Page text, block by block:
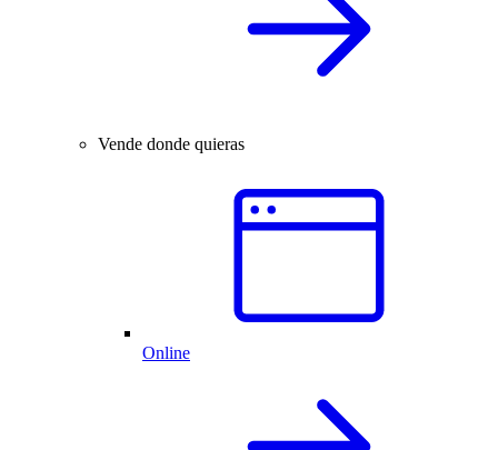
Vende donde quieras
Online